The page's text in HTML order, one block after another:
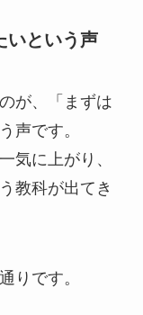
いという声
が、「まずは
声です。
気に上がり、
教科が出てき
りです。